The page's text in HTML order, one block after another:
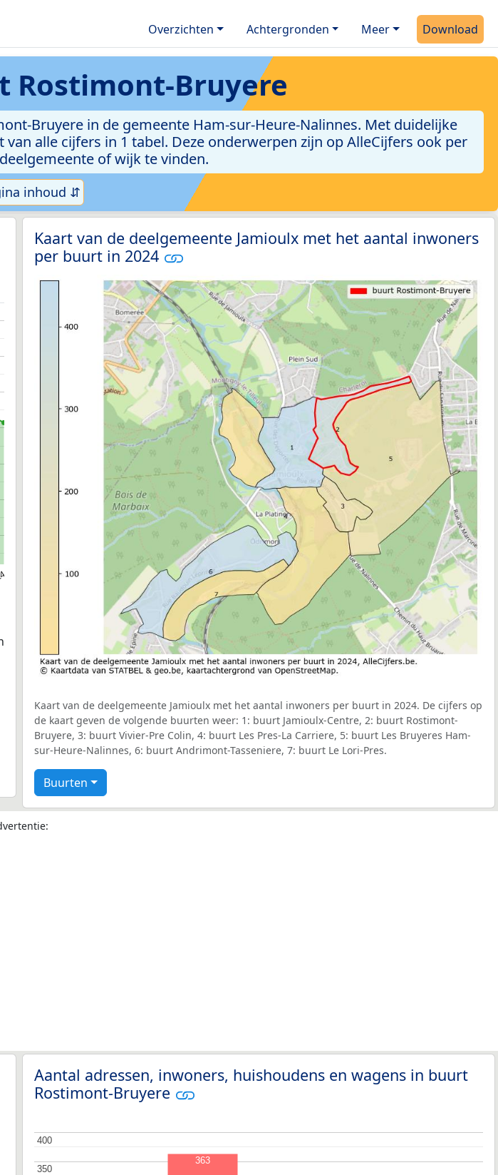
Overzichten Achtergronden Meer Download
Rostimont-Bruyere
Bruyere in de gemeente Ham-sur-Heure-Nalinnes. Met duidelijke
alle cijfers in 1 tabel. Deze onderwerpen zijn op AlleCijfers ook per
of wijk te vinden.
inhoud ⇵
Kaart van de deelgemeente Jamioulx met het aantal inwoners
per buurt in 2024
Kaart van de deelgemeente Jamioulx met het aantal inwoners per buurt in 2024. De cijfers op
de kaart geven de volgende buurten weer: 1: buurt Jamioulx-Centre, 2: buurt Rostimont-
Bruyere, 3: buurt Vivier-Pre Colin, 4: buurt Les Pres-La Carriere, 5: buurt Les Bruyeres Ham-
sur-Heure-Nalinnes, 6: buurt Andrimont-Tasseniere, 7: buurt Le Lori-Pres.
Buurten
Aantal adressen, inwoners, huishoudens en wagens in buurt
Rostimont-Bruyere
350
350
400
400
363